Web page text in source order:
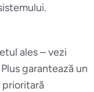
ales – vezi
garantează un
prioritară